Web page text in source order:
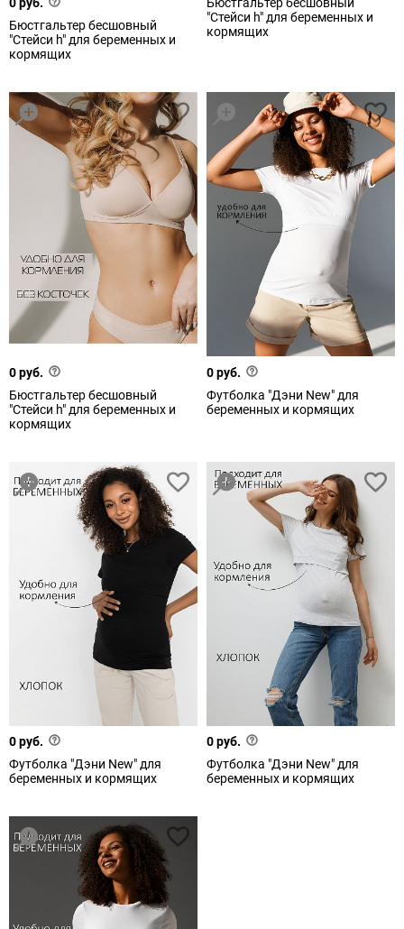
0 руб.
Бюстгальтер бесшовный
"Стейси h" для беременных и
кормящих
Бюстгальтер бесшовный
"Стейси h" для беременных и
кормящих
0 руб.
Бюстгальтер бесшовный
"Стейси h" для беременных и
кормящих
0 руб.
Футболка "Дэни New" для
беременных и кормящих
0 руб.
Футболка "Дэни New" для
беременных и кормящих
0 руб.
Футболка "Дэни New" для
беременных и кормящих